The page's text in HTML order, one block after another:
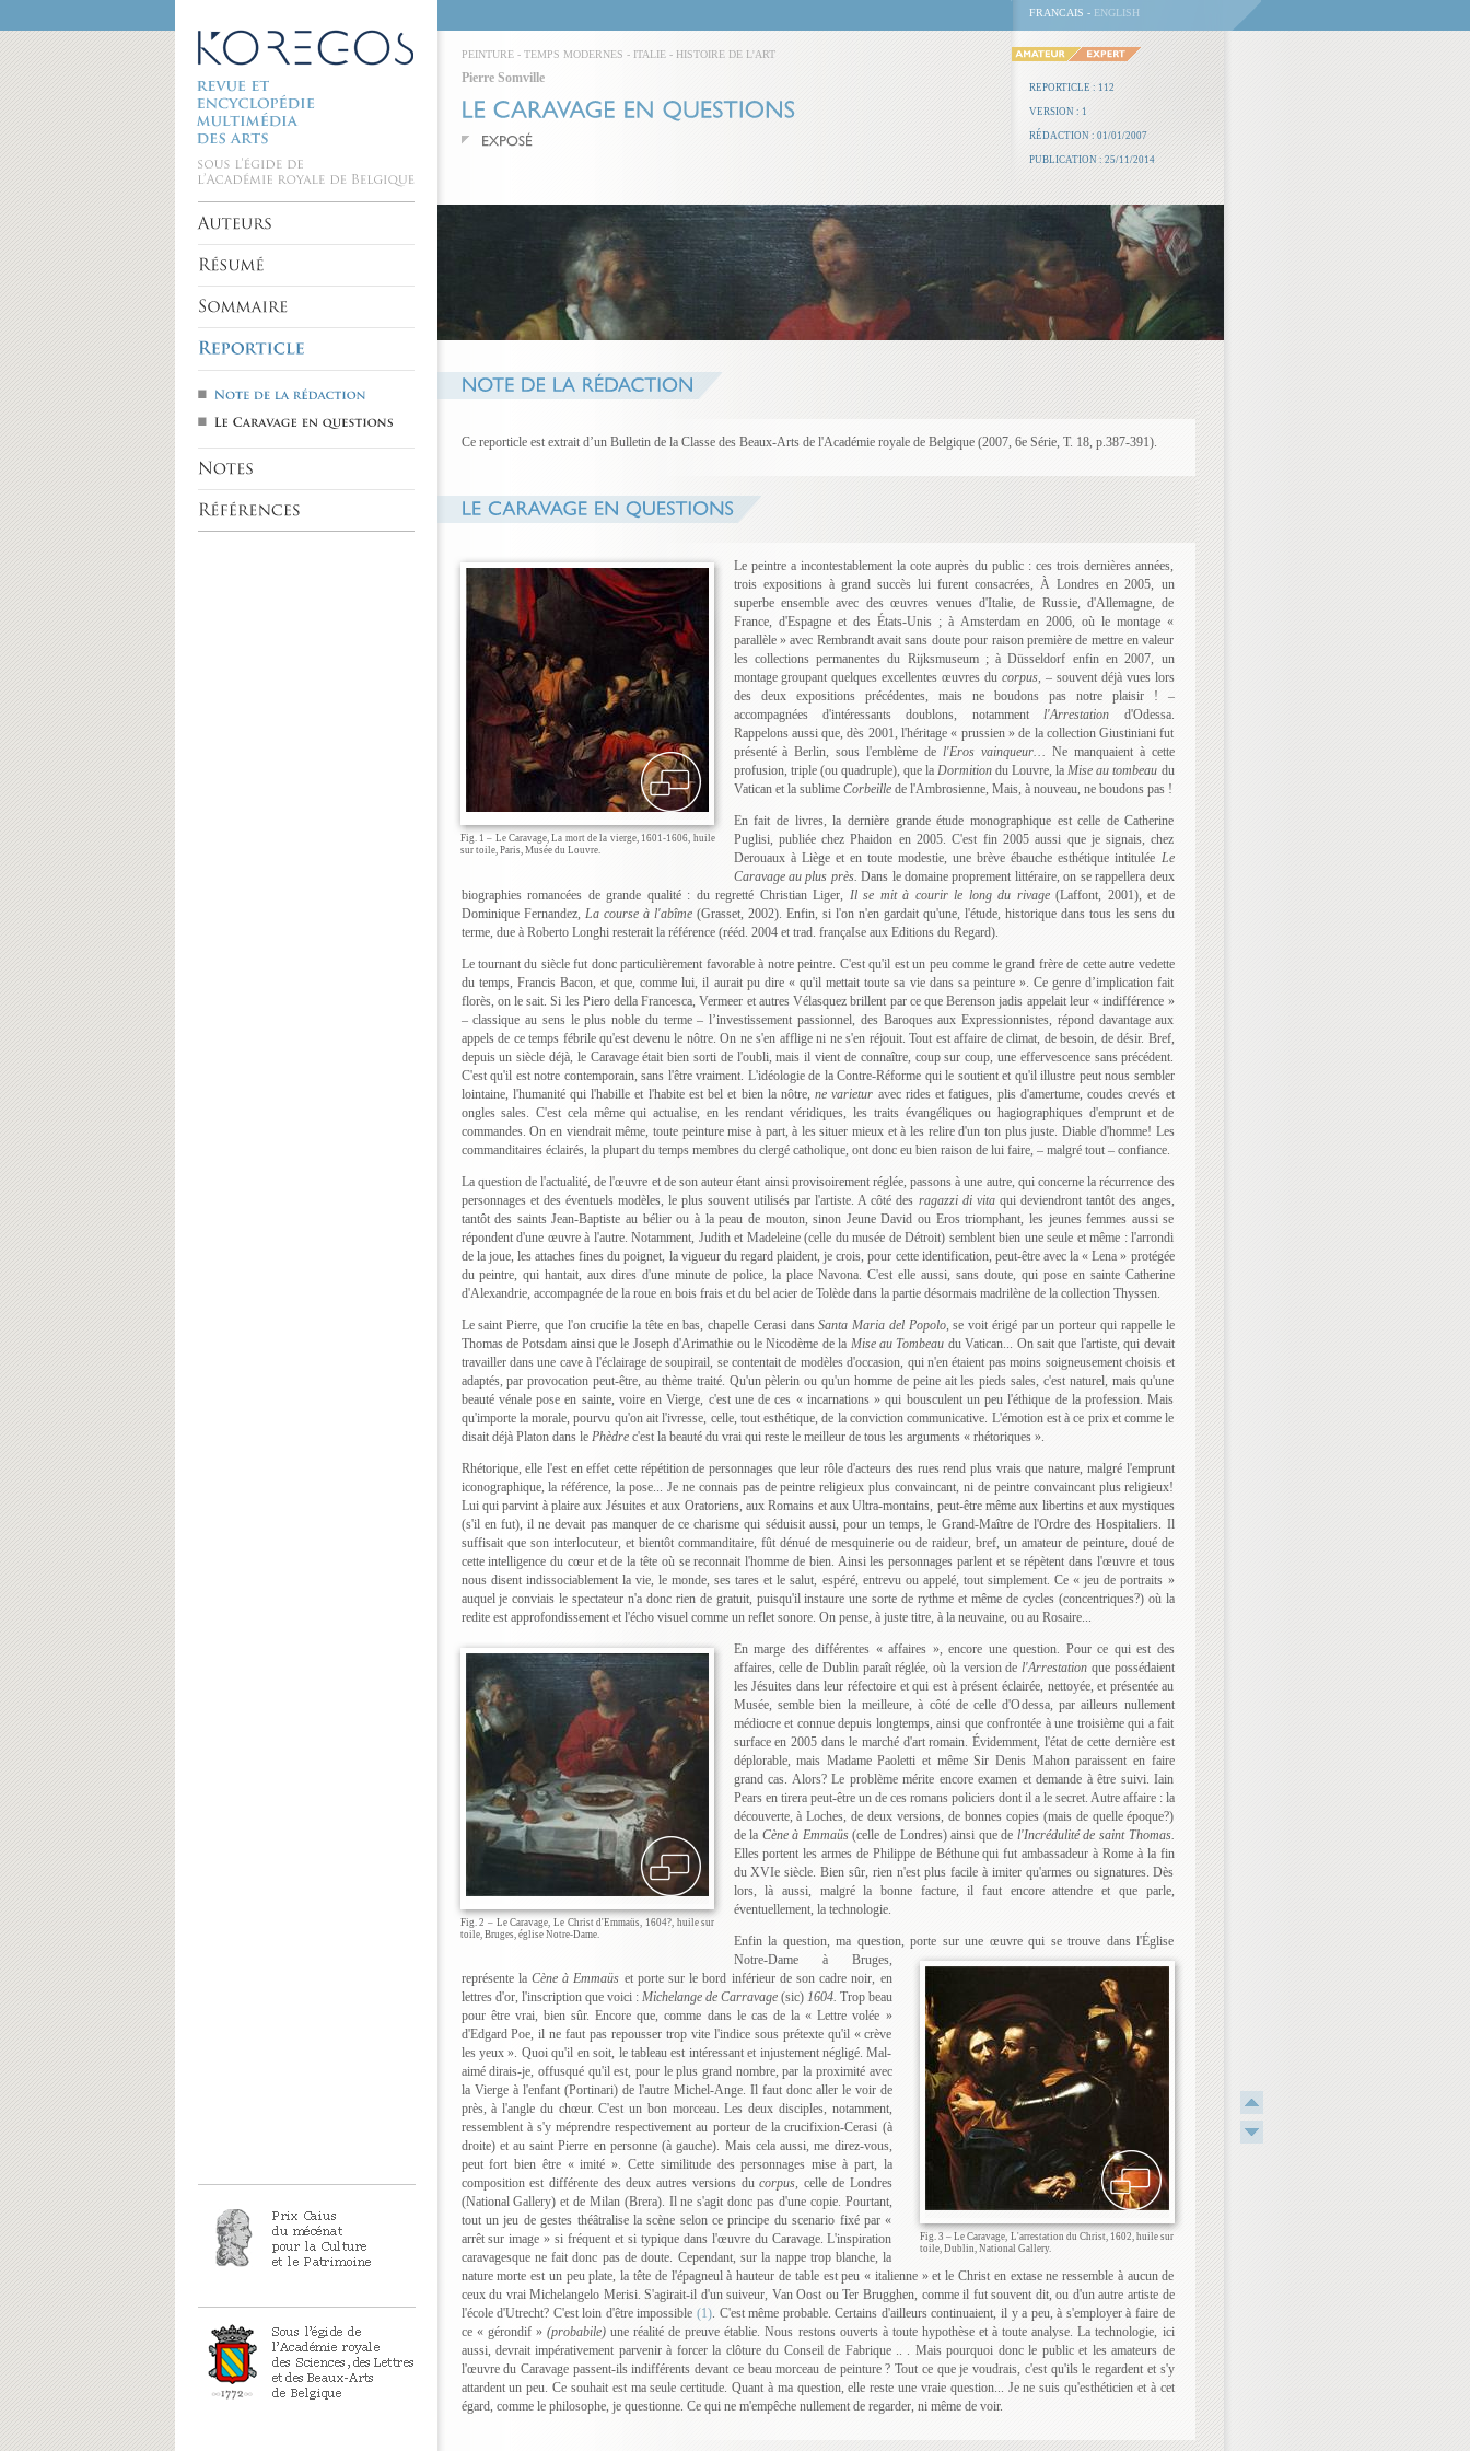
FRANCAIS - ENGLISH
PEINTURE- TEMPS MODERNES - ITALIE- HISTOIRE DE L'ART
Pierre Somville
REPORTICLE : 112
VERSION : 1
RÉDACTION : 01/01/2007
PUBLICATION : 25/11/2014
Ce reporticle est extrait d’un Bulletin de la Classe des Beaux-Arts de l'Académie royale de Belgique (2007, 6e Série, T. 18, p.387-391).
Fig. 1 – Le Caravage, La mort de la vierge, 1601-1606, huile
sur toile, Paris, Musée du Louvre.
Le peintre a incontestablement la cote auprès du public : ces trois dernières années,
trois expositions à grand succès lui furent consacrées, À Londres en 2005, un
superbe ensemble avec des œuvres venues d'Italie, de Russie, d'Allemagne, de
France, d'Espagne et des États-Unis ; à Amsterdam en 2006, où le montage «
parallèle » avec Rembrandt avait sans doute pour raison première de mettre en valeur
les collections permanentes du Rijksmuseum ; à Düsseldorf enfin en 2007, un
montage groupant quelques excellentes œuvres du corpus, – souvent déjà vues lors
des deux expositions précédentes, mais ne boudons pas notre plaisir ! –
accompagnées d'intéressants doublons, notammentl'Arrestation d'Odessa.
Rappelons aussi que, dès 2001, l'héritage « prussien » de la collection Giustiniani fut
présenté à Berlin, sous l'emblème de l'Eros vainqueur… Ne manquaient à cette
profusion, triple (ou quadruple), que la Dormitiondu Louvre, laMise au tombeau du
Vatican et la sublime Corbeille de l'Ambrosienne, Mais, à nouveau, ne boudons pas !
En fait de livres, la dernière grande étude monographique est celle de Catherine
Puglisi, publiée chez Phaidon en 2005. C'est fin 2005 aussi que je signais, chez
Derouaux à Liège et en toute modestie, une brève ébauche esthétique intitulée Le
Caravage au plus près.Dans le domaine proprement littéraire, on se rappellera deux
biographies romancées de grande qualité : du regretté Christian Liger, Il se mit à courir le long du rivage (Laffont, 2001), et de
Dominique Fernandez, La course à l'abîme (Grasset, 2002). Enfin, si l'on n'en gardait qu'une, l'étude, historique dans tous les sens du
terme, due à Roberto Longhi resterait la référence (rééd. 2004 et trad. françaIse aux Editions du Regard).
Le tournant du siècle fut donc particulièrement favorable à notre peintre. C'est qu'il est un peu comme le grand frère de cette autre vedette
du temps, Francis Bacon, et que, comme lui, il aurait pu dire « qu'il mettait toute sa vie dans sa peinture ». Ce genre d’implication fait
florès, on le sait. Si les Piero della Francesca, Vermeer et autres Vélasquez brillent par ce que Berenson jadis appelait leur « indifférence »
– classique au sens le plus noble du terme – l’investissement passionnel, des Baroques aux Expressionnistes, répond davantage aux
appels de ce temps fébrile qu'est devenu le nôtre. On ne s'en afflige ni ne s'en réjouit. Tout est affaire de climat, de besoin, de désir. Bref,
depuis un siècle déjà, le Caravage était bien sorti de l'oubli, mais il vient de connaître, coup sur coup, une effervescence sans précédent.
C'est qu'il est notre contemporain, sans l'être vraiment. L'idéologie de la Contre-Réforme qui le soutient et qu'il illustre peut nous sembler
lointaine, l'humanité qui l'habille et l'habite est bel et bien la nôtre,ne varietur avec rides et fatigues, plis d'amertume, coudes crevés et
ongles sales. C'est cela même qui actualise, en les rendant véridiques, les traits évangéliques ou hagiographiques d'emprunt et de
commandes. On en viendrait même, toute peinture mise à part, à les situer mieux et à les relire d'un ton plus juste. Diable d'homme! Les
commanditaires éclairés, la plupart du temps membres du clergé catholique, ont donc eu bien raison de lui faire, – malgré tout – confiance.
La question de l'actualité, de l'œuvre et de son auteur étant ainsi provisoirement réglée, passons à une autre, qui concerne la récurrence des
personnages et des éventuels modèles, le plus souvent utilisés par l'artiste. A côté des ragazzi di vita qui deviendront tantôt des anges,
tantôt des saints Jean-Baptiste au bélier ou à la peau de mouton, sinon Jeune David ou Eros triomphant, les jeunes femmes aussi se
répondent d'une œuvre à l'autre. Notamment, Judith et Madeleine (celle du musée de Détroit) semblent bien une seule et même : l'arrondi
de la joue, les attaches fines du poignet, la vigueur du regard plaident, je crois, pour cette identification, peut-être avec la « Lena » protégée
du peintre, qui hantait, aux dires d'une minute de police, la place Navona. C'est elle aussi, sans doute, qui pose en sainte Catherine
d'Alexandrie, accompagnée de la roue en bois frais et du bel acier de Tolède dans la partie désormais madrilène de la collection Thyssen.
Le saint Pierre, que l'on crucifie la tête en bas, chapelle Cerasi dansSanta Maria del Popolo,se voit érigé par un porteur qui rappelle le
Thomas de Potsdam ainsi que le Joseph d'Arimathie ou le Nicodème de la Mise au Tombeau du Vatican... On sait que l'artiste, qui devait
travailler dans une cave à l'éclairage de soupirail, se contentait de modèles d'occasion, qui n'en étaient pas moins soigneusement choisis et
adaptés, par provocation peut-être, au thème traité. Qu'un pèlerin ou qu'un homme de peine ait les pieds sales, c'est naturel, mais qu'une
beauté vénale pose en sainte, voire en Vierge, c'est une de ces « incarnations » qui bousculent un peu l'éthique de la profession. Mais
qu'importe la morale, pourvu qu'on ait l'ivresse, celle, tout esthétique, de la conviction communicative. L'émotion est à ce prix et comme le
disait déjà Platon dans le Phèdre c'est la beauté du vrai qui reste le meilleur de tous les arguments « rhétoriques ».
Rhétorique, elle l'est en effet cette répétition de personnages que leur rôle d'acteurs des rues rend plus vrais que nature, malgré l'emprunt
iconographique, la référence, la pose... Je ne connais pas de peintre religieux plus convaincant, ni de peintre convaincant plus religieux!
Lui qui parvint à plaire aux Jésuites et aux Oratoriens, aux Romains et aux Ultra-montains, peut-être même aux libertins et aux mystiques
(s'il en fut), il ne devait pas manquer de ce charisme qui séduisit aussi, pour un temps, le Grand-Maître de l'Ordre des Hospitaliers. Il
suffisait que son interlocuteur, et bientôt commanditaire, fût dénué de mesquinerie ou de raideur, bref, un amateur de peinture, doué de
cette intelligence du cœur et de la tête où se reconnait l'homme de bien. Ainsi les personnages parlent et se répètent dans l'œuvre et tous
nous disent indissociablement la vie, le monde, ses tares et le salut, espéré, entrevu ou appelé, tout simplement. Ce « jeu de portraits »
auquel je conviais le spectateur n'a donc rien de gratuit, puisqu'il instaure une sorte de rythme et même de cycles (concentriques?) où la
redite est approfondissement et l'écho visuel comme un reflet sonore. On pense, à juste titre, à la neuvaine, ou au Rosaire...
Fig. 2 – Le Caravage, Le Christ d'Emmaüs, 1604?, huile sur
toile, Bruges, église Notre-Dame.
En marge des différentes « affaires », encore une question. Pour ce qui est des
affaires, celle de Dublin paraît réglée, où la version de l'Arrestation que possédaient
les Jésuites dans leur réfectoire et qui est à présent éclairée, nettoyée, et présentée au
Musée, semble bien la meilleure, à côté de celle d'Odessa, par ailleurs nullement
médiocre et connue depuis longtemps, ainsi que confrontée à une troisième qui a fait
surface en 2005 dans le marché d'art romain. Évidemment, l'état de cette dernière est
déplorable, mais Madame Paoletti et même Sir Denis Mahon paraissent en faire
grand cas. Alors? Le problème mérite encore examen et demande à être suivi. Iain
Pears en tirera peut-être un de ces romans policiers dont il a le secret. Autre affaire : la
découverte, à Loches, de deux versions, de bonnes copies (mais de quelle époque?)
de la Cène à Emmaüs(celle de Londres) ainsi que de l'Incrédulité de saint Thomas.
Elles portent les armes de Philippe de Béthune qui fut ambassadeur à Rome à la fin
du XVIe siècle. Bien sûr, rien n'est plus facile à imiter qu'armes ou signatures. Dès
lors, là aussi, malgré la bonne facture, il faut encore attendre et que parle,
éventuellement, la technologie.
Fig. 3 – Le Caravage, L'arrestation du Christ, 1602, huile sur
toile, Dublin, National Gallery.
Enfin la question, ma question, porte sur une œuvre qui se trouve dans l'Église
Notre-Dame à Bruges,
représente la Cène à Emmaüs et porte sur le bord inférieur de son cadre noir, en
lettres d'or, l'inscription que voici : Michelange de Carravage (sic) 1604. Trop beau
pour être vrai, bien sûr. Encore que, comme dans le cas de la « Lettre volée »
d'Edgard Poe, il ne faut pas repousser trop vite l'indice sous prétexte qu'il « crève
les yeux ». Quoi qu'il en soit, le tableau est intéressant et injustement négligé. Mal-
aimé dirais-je, offusqué qu'il est, pour le plus grand nombre, par la proximité avec
la Vierge à l'enfant (Portinari) de l'autre Michel-Ange. Il faut donc aller le voir de
près, à l'angle du chœur. C'est un bon morceau. Les deux disciples, notamment,
ressemblent à s'y méprendre respectivement au porteur de la crucifixion-Cerasi (à
droite) et au saint Pierre en personne (à gauche). Mais cela aussi, me direz-vous,
peut fort bien être « imité ». Cette similitude des personnages mise à part, la
composition est différente des deux autres versions ducorpus,celle de Londres
(National Gallery) et de Milan (Brera). Il ne s'agit donc pas d'une copie. Pourtant,
tout un jeu de gestes théâtralise la scène selon ce principe du scenario fixé par «
arrêt sur image » si fréquent et si typique dans l'œuvre du Caravage. L'inspiration
caravagesque ne fait donc pas de doute. Cependant, sur la nappe trop blanche, la
nature morte est un peu plate, la tête de l'épagneul à hauteur de table est peu « italienne » et le Christ en extase ne ressemble à aucun de
ceux du vrai Michelangelo Merisi. S'agirait-il d'un suiveur, Van Oost ou Ter Brugghen, comme il fut souvent dit, ou d'un autre artiste de
l'école d'Utrecht? C'est loin d'être impossible (1). C'est même probable. Certains d'ailleurs continuaient, il y a peu, à s'employer à faire de
ce « gérondif » (probabile) une réalité de preuve établie. Nous restons ouverts à toute hypothèse et à toute analyse. La technologie, ici
aussi, devrait impérativement parvenir à forcer la clôture du Conseil de Fabrique .. . Mais pourquoi donc le public et les amateurs de
l'œuvre du Caravage passent-ils indifférents devant ce beau morceau de peinture ? Tout ce que je voudrais, c'est qu'ils le regardent et s'y
attardent un peu. Ce souhait est ma seule certitude. Quant à ma question, elle reste une vraie question... Je ne suis qu'esthéticien et à cet
égard, comme le philosophe, je questionne. Ce qui ne m'empêche nullement de regarder, ni même de voir.